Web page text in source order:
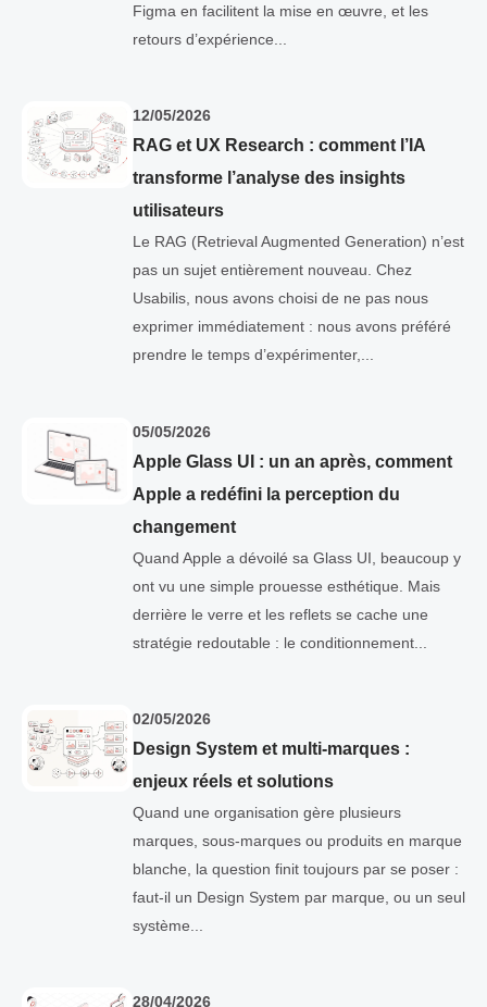
Figma en facilitent la mise en œuvre, et les
retours d’expérience...
12/05/2026
RAG et UX Research : comment l’IA
transforme l’analyse des insights
utilisateurs
Le RAG (Retrieval Augmented Generation) n’est
pas un sujet entièrement nouveau. Chez
Usabilis, nous avons choisi de ne pas nous
exprimer immédiatement : nous avons préféré
prendre le temps d’expérimenter,...
05/05/2026
Apple Glass UI : un an après, comment
Apple a redéfini la perception du
changement
Quand Apple a dévoilé sa Glass UI, beaucoup y
ont vu une simple prouesse esthétique. Mais
derrière le verre et les reflets se cache une
stratégie redoutable : le conditionnement...
02/05/2026
Design System et multi-marques :
enjeux réels et solutions
Quand une organisation gère plusieurs
marques, sous-marques ou produits en marque
blanche, la question finit toujours par se poser :
faut-il un Design System par marque, ou un seul
système...
28/04/2026